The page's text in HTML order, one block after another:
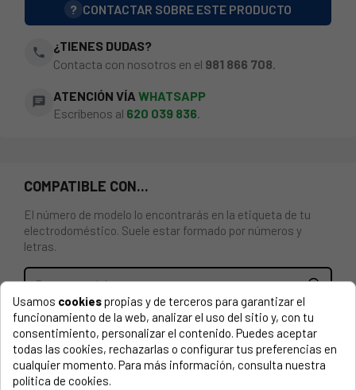
? CONTACTAR SOBRE ESTE PRODUCTO
phone
¿TIENES DUDAS?
Contacta con nosotros en el 981 866 708
chat ATENCIÓN VÍA WHATSAPP
Escríbenos al 620 039 836.
COMPATIBLE CON...
El número de modelo lo encontrarás en la etiqueta de tu
electrodoméstico. Suele estar formado por números y
letras.
Valvula inicio calentador Junkers roja
JUNKERS, W135KV1B23S2895
JUNKERS, W135KV1B31S2896
Usamos cookiespropias y de terceros para garantizar el
funcionamiento de la web, analizar el uso del sitio y, con tu
consentimiento, personalizar el contenido. Puedes aceptar
todas las cookies, rechazarlas o configurar tus preferencias en
cualquier momento. Para más información, consulta nuestra
política de cookies.